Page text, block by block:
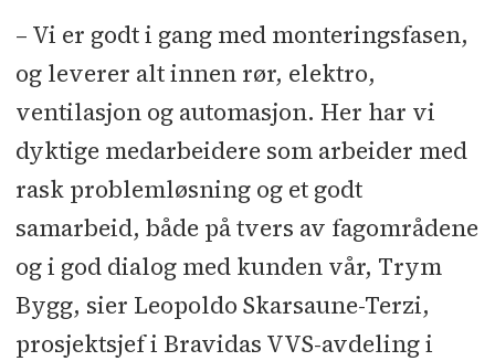
– Vi er godt i gang med monteringsfasen,
og leverer alt innen rør, elektro,
ventilasjon og automasjon. Her har vi
dyktige medarbeidere som arbeider med
rask problemløsning og et godt
samarbeid, både på tvers av fagområdene
og i god dialog med kunden vår, Trym
Bygg, sier Leopoldo Skarsaune-Terzi,
prosjektsjef i Bravidas VVS-avdeling i